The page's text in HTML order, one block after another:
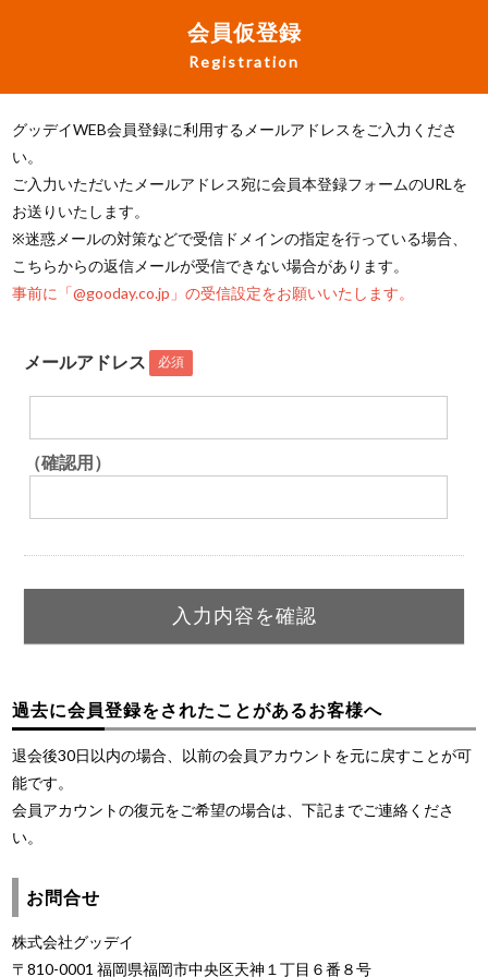
会員仮登録
Registration
グッデイWEB会員登録に利用するメールアドレスをご入力くださ
い。
ご入力いただいたメールアドレス宛に会員本登録フォームのURLを
お送りいたします。
※迷惑メールの対策などで受信ドメインの指定を行っている場合、
こちらからの返信メールが受信できない場合があります。
事前に「@gooday.co.jp」の受信設定をお願いいたします。
メールアドレス 必須
（確認用）
過去に会員登録をされたことがあるお客様へ
退会後30日以内の場合、以前の会員アカウントを元に戻すことが可
能です。
会員アカウントの復元をご希望の場合は、下記までご連絡くださ
い。
お問合せ
株式会社グッデイ
〒810-0001 福岡県福岡市中央区天神１丁目６番８号